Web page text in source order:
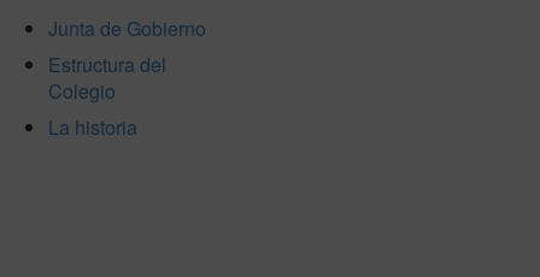
Junta de Gobierno
Estructura del
Colegio
La historia